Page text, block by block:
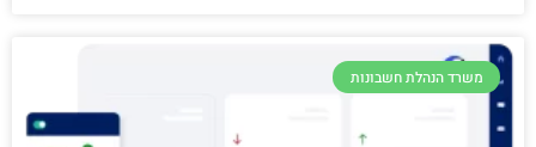
משרד הנהלת חשבונות